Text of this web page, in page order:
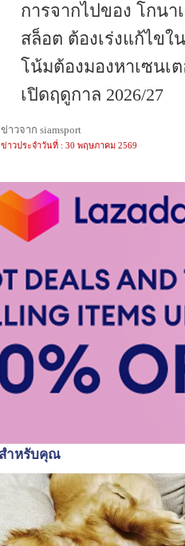
การจากไปของ โกน
สล็อต ต้องเร่งแก้ไขใ
โน้มต้องมองหาเซนเ
เปิดฤดูกาล 2026/27
ข่าวจาก siamsport
ข่าวประจำวันที่ : 30 พฤษภาคม 2569